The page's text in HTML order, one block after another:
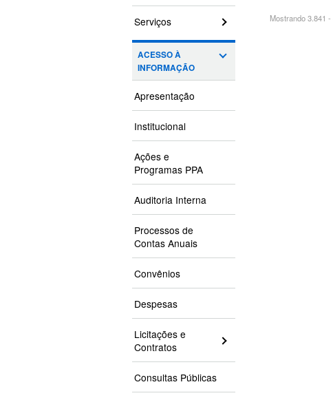
Serviços
ACESSO À
INFORMAÇÃO
Apresentação
Institucional
Ações e
Programas PPA
Auditoria Interna
Processos de
Contas Anuais
Convênios
Despesas
Licitações e
Contratos
Consultas Públicas
Mostrando 3.841